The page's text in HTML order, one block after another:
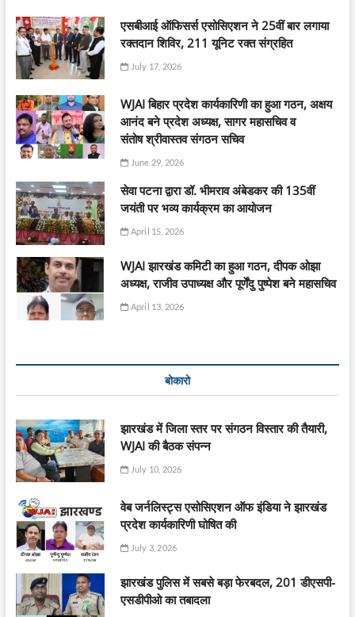
एसबीआई ऑफिसर्स एसोसिएशन ने 25वीं बार लगाया
रक्तदान शिविर, 211 यूनिट रक्त संग्रहित
July 17, 2026
WJAI बिहार प्रदेश कार्यकारिणी का हुआ गठन, अक्षय
आनंद बने प्रदेश अध्यक्ष, सागर महासचिव व
संतोष श्रीवास्तव संगठन सचिव
June 29, 2026
सेवा पटना द्वारा डॉ. भीमराव अंबेडकर की 135वीं
जयंती पर भव्य कार्यक्रम का आयोजन
April 15, 2026
WJAI झारखंड कमिटी का हुआ गठन, दीपक ओझा
अध्यक्ष, राजीव उपाध्यक्ष और पूर्णेंदु पुष्पेश बने महासचिव
April 13, 2026
बोकारो
झारखंड में जिला स्तर पर संगठन विस्तार की तैयारी,
WJAI की बैठक संपन्न
July 10, 2026
वेब जर्नलिस्ट्स एसोसिएशन ऑफ इंडिया ने झारखंड
प्रदेश कार्यकारिणी घोषित की
July 3, 2026
झारखंड पुलिस में सबसे बड़ा फेरबदल, 201 डीएसपी-
एसडीपीओ का तबादला